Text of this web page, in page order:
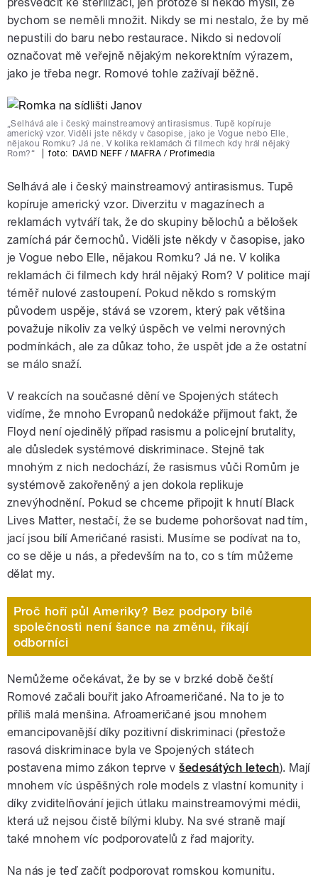
bychom se neměli množit. Nikdy se mi nestalo, že by mě
nepustili do baru nebo restaurace. Nikdo si nedovolí
označovat mě veřejně nějakým nekorektním výrazem,
jako je třeba negr. Romové tohle zažívají běžně.
„Selhává ale i český mainstreamový antirasismus. Tupě kopíruje
americký vzor. Viděli jste někdy v časopise, jako je Vogue nebo Elle,
nějakou Romku? Já ne. V kolika reklamách či filmech kdy hrál nějaký
Rom?“
foto: DAVID NEFF / MAFRA / Profimedia
Selhává ale i český mainstreamový antirasismus. Tupě
kopíruje americký vzor. Diverzitu v magazínech a
reklamách vytváří tak, že do skupiny bělochů a bělošek
zamíchá pár černochů. Viděli jste někdy v časopise, jako
je Vogue nebo Elle, nějakou Romku? Já ne. V kolika
reklamách či filmech kdy hrál nějaký Rom? V politice mají
téměř nulové zastoupení. Pokud někdo s romským
původem uspěje, stává se vzorem, který pak většina
považuje nikoliv za velký úspěch ve velmi nerovných
podmínkách, ale za důkaz toho, že uspět jde a že ostatní
se málo snaží.
V reakcích na současné dění ve Spojených státech
vidíme, že mnoho Evropanů nedokáže přijmout fakt, že
Floyd není ojedinělý případ rasismu a policejní brutality,
ale důsledek systémové diskriminace. Stejně tak
mnohým z nich nedochází, že rasismus vůči Romům je
systémově zakořeněný a jen dokola replikuje
znevýhodnění. Pokud se chceme připojit k hnutí Black
Lives Matter, nestačí, že se budeme pohoršovat nad tím,
jací jsou bílí Američané rasisti. Musíme se podívat na to,
co se děje u nás, a především na to, co s tím můžeme
dělat my.
Proč hoří půl Ameriky? Bez podpory bílé
společnosti není šance na změnu, říkají
odborníci
Nemůžeme očekávat, že by se v brzké době čeští
Romové začali bouřit jako Afroameričané. Na to je to
příliš malá menšina. Afroameričané jsou mnohem
emancipovanější díky pozitivní diskriminaci (přestože
rasová diskriminace byla ve Spojených státech
postavena mimo zákon teprve všedesátých letech). Mají
mnohem víc úspěšných role models z vlastní komunity i
díky zviditelňování jejich útlaku mainstreamovými médii,
která už nejsou čistě bílými kluby. Na své straně mají
také mnohem víc podporovatelů z řad majority.
Na nás je teď začít podporovat romskou komunitu.